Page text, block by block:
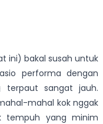
ini) bakal susah untuk
performa dengan
terpaut sangat jauh.
mahal kok nggak
tempuh yang minim